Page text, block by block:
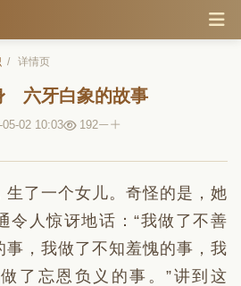
/ 详情页
六牙白象的故事
05-02 10:03 192
生了一个女儿。奇怪的是，她
令人惊讶地话：“我做了不善
事，我做了不知羞愧的事，我
了忘恩负义的事。”讲到这